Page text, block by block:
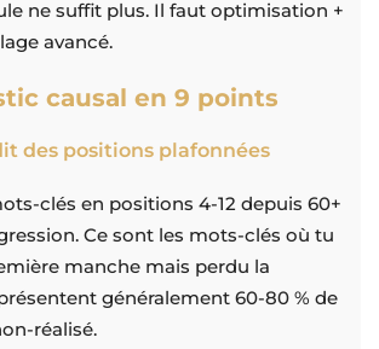
ne suffit plus. Il faut optimisation +
avancé.
causal en 9 points
des positions plafonnées
clés en positions 4-12 depuis 60+
Ce sont les mots-clés où tu
manche mais perdu la
généralement 60-80 % de
réalisé.